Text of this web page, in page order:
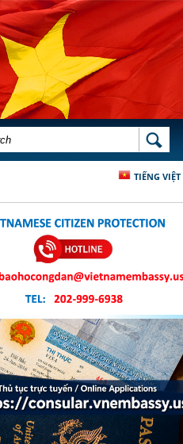
FORM SEARCH
TIẾNG VIỆT